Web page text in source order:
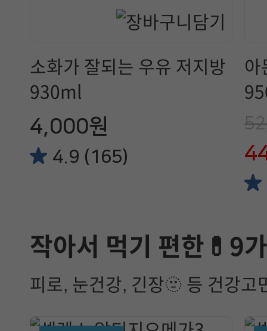
소화가 잘되는 우유 저지방
930ml
4,000원
4.9 (165)
아
작아서 먹기 편한💊9
피로, 눈건강, 긴장🫥 등 건강고